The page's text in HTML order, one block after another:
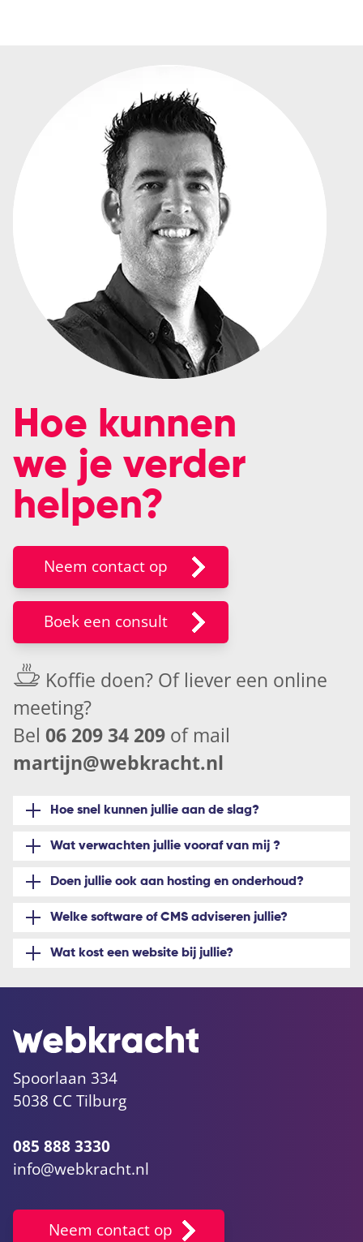
Hoe kunnen
we je verder
helpen?
Neem contact op
Boek een consult
Koffie doen? Of liever een online
meeting?
Bel 06 209 34 209 of mail
martijn@webkracht.nl
Hoe snel kunnen jullie aan de slag?
Wat verwachten jullie vooraf van mij ?
Doen jullie ook aan hosting en onderhoud?
Welke software of CMS adviseren jullie?
Wat kost een website bij jullie?
Spoorlaan 334
5038 CC Tilburg
085 888 3330
info@webkracht.nl
Neem contact op